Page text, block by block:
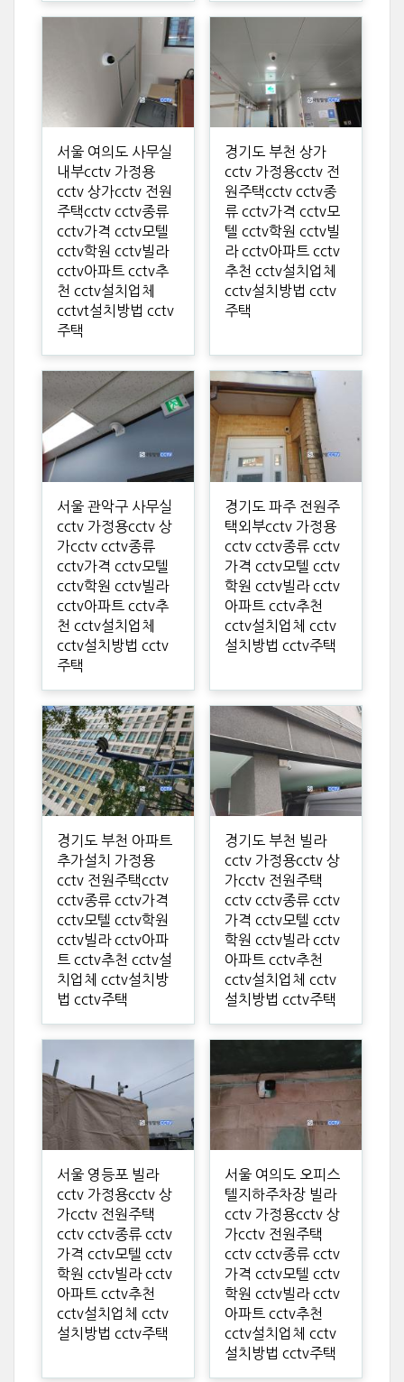
서울 여의도 사무실
내부cctv 가정용
cctv 상가cctv 전원
주택cctv cctv종류
cctv가격 cctv모텔
cctv학원 cctv빌라
cctv아파트 cctv추
천 cctv설치업체
cctvt설치방법 cctv
주택
경기도 부천 상가
cctv 가정용cctv 전
원주택cctv cctv종
류 cctv가격 cctv모
텔 cctv학원 cctv빌
라 cctv아파트 cctv
추천 cctv설치업체
cctv설치방법 cctv
주택
서울 관악구 사무실
cctv 가정용cctv 상
가cctv cctv종류
cctv가격 cctv모텔
cctv학원 cctv빌라
cctv아파트 cctv추
천 cctv설치업체
cctv설치방법 cctv
주택
경기도 파주 전원주
택외부cctv 가정용
cctv cctv종류 cctv
가격 cctv모텔 cctv
학원 cctv빌라 cctv
아파트 cctv추천
cctv설치업체 cctv
설치방법 cctv주택
경기도 부천 아파트
추가설치 가정용
cctv 전원주택cctv
cctv종류 cctv가격
cctv모텔 cctv학원
cctv빌라 cctv아파
트 cctv추천 cctv설
치업체 cctv설치방
법 cctv주택
경기도 부천 빌라
cctv 가정용cctv 상
가cctv 전원주택
cctv cctv종류 cctv
가격 cctv모텔 cctv
학원 cctv빌라 cctv
아파트 cctv추천
cctv설치업체 cctv
설치방법 cctv주택
서울 영등포 빌라
cctv 가정용cctv 상
가cctv 전원주택
cctv cctv종류 cctv
가격 cctv모텔 cctv
학원 cctv빌라 cctv
아파트 cctv추천
cctv설치업체 cctv
설치방법 cctv주택
서울 여의도 오피스
텔지하주차장 빌라
cctv 가정용cctv 상
가cctv 전원주택
cctv cctv종류 cctv
가격 cctv모텔 cctv
학원 cctv빌라 cctv
아파트 cctv추천
cctv설치업체 cctv
설치방법 cctv주택